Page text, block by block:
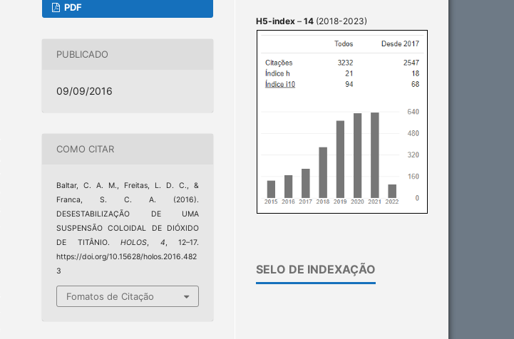
PDF
PUBLICADO
09/09/2016
COMO CITAR
Baltar, C. A. M., Freitas, L. D. C., &
Franca, S. C. A. (2016).
DESESTABILIZAÇÃO DE UMA
SUSPENSÃO COLOIDAL DE DIÓXIDO
DE TITÂNIO. HOLOS 4 , 12–17.
https://doi.org/10.15628/holos.2016.482
3
Fomatos de Citação
H5-index – 14 (2018-2023)
SELO DE INDEXAÇÃO